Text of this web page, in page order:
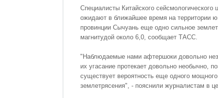
Специалисты Китайского сейсмологического
ожидают в ближайшее время на территории
провинции Сычуань еще одно сильное
магнитудой около 6,0, сообщает ТАСС.
"Наблюдаемые нами афтершоки довольно
их угасание протекает довольно необычно,
существует вероятность еще одного мощного
землетрясения", - пояснили журналистам в